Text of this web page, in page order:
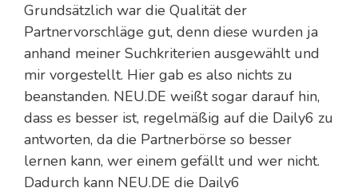
Grundsätzlich war die Qualität der
Partnervorschläge gut, denn diese wurden ja
anhand meiner Suchkriterien ausgewählt und
mir vorgestellt. Hier gab es also nichts zu
beanstanden. NEU.DE weißt sogar darauf hin,
dass es besser ist, regelmäßig auf die Daily6 zu
antworten, da die Partnerbörse so besser
lernen kann, wer einem gefällt und wer nicht.
Dadurch kann NEU.DE die Daily6